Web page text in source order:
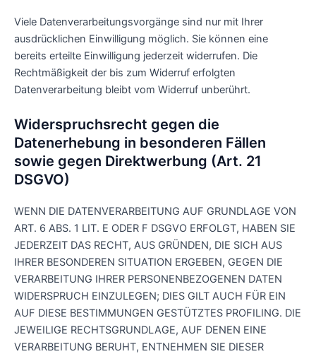
Viele Datenverarbeitungsvorgänge sind nur mit Ihrer
ausdrücklichen Einwilligung möglich. Sie können eine
bereits erteilte Einwilligung jederzeit widerrufen. Die
Rechtmäßigkeit der bis zum Widerruf erfolgten
Datenverarbeitung bleibt vom Widerruf unberührt.
Widerspruchsrecht gegen die
Datenerhebung in besonderen Fällen
sowie gegen Direktwerbung (Art. 21
DSGVO)
WENN DIE DATENVERARBEITUNG AUF GRUNDLAGE VON
ART. 6 ABS. 1 LIT. E ODER F DSGVO ERFOLGT, HABEN SIE
JEDERZEIT DAS RECHT, AUS GRÜNDEN, DIE SICH AUS
IHRER BESONDEREN SITUATION ERGEBEN, GEGEN DIE
VERARBEITUNG IHRER PERSONENBEZOGENEN DATEN
WIDERSPRUCH EINZULEGEN; DIES GILT AUCH FÜR EIN
AUF DIESE BESTIMMUNGEN GESTÜTZTES PROFILING. DIE
JEWEILIGE RECHTSGRUNDLAGE, AUF DENEN EINE
VERARBEITUNG BERUHT, ENTNEHMEN SIE DIESER